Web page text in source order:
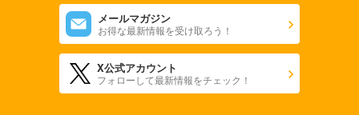
メールマガジン
お得な最新情報を受け取ろう！
X公式アカウント
フォローして最新情報をチェック！